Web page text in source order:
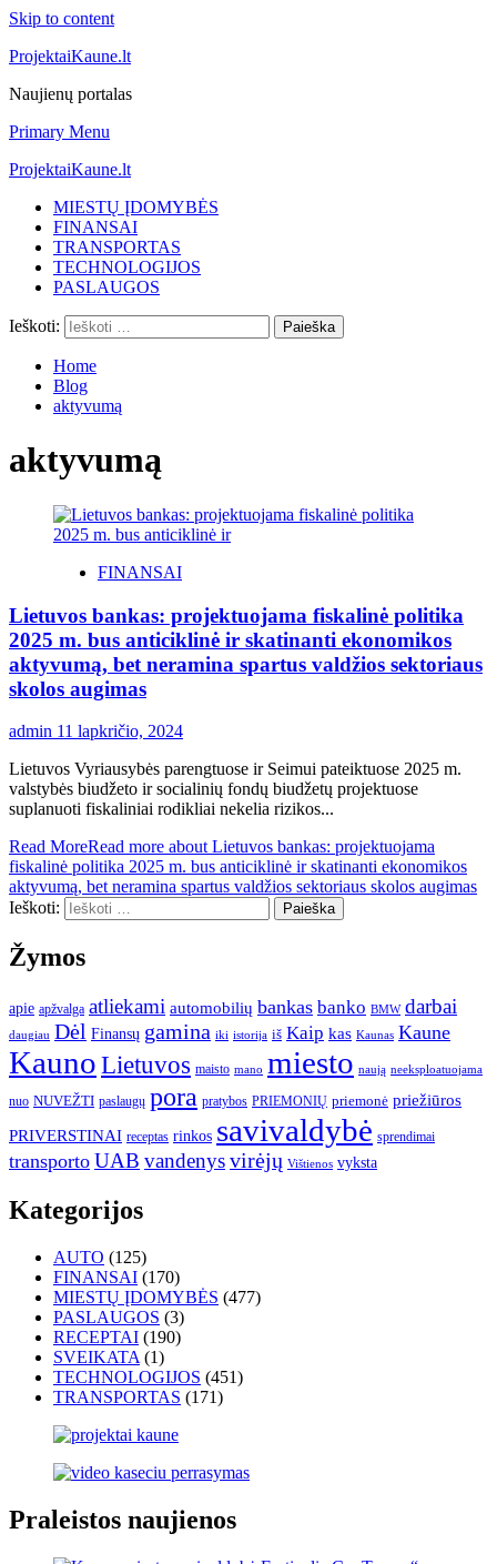
Skip to content
ProjektaiKaune.lt
Naujienų portalas
Primary Menu
ProjektaiKaune.lt
MIESTŲ ĮDOMYBĖS
FINANSAI
TRANSPORTAS
TECHNOLOGIJOS
PASLAUGOS
Ieškoti:
Home
Blog
aktyvumą
aktyvumą
FINANSAI
Lietuvos bankas: projektuojama fiskalinė politika
2025 m. bus anticiklinė ir skatinanti ekonomikos
aktyvumą, bet neramina spartus valdžios sektoriaus
skolos augimas
admin 11 lapkričio, 2024
Lietuvos Vyriausybės parengtuose ir Seimui pateiktuose 2025 m.
valstybės biudžeto ir socialinių fondų biudžetų projektuose
suplanuoti fiskaliniai rodikliai nekelia rizikos...
Read MoreRead more about Lietuvos bankas: projektuojama
fiskalinė politika 2025 m. bus anticiklinė ir skatinanti ekonomikos
aktyvumą, bet neramina spartus valdžios sektoriaus skolos augimas
Ieškoti:
Žymos
apie apžvalga atliekami automobilių bankas banko BMW darbai
daugiau Dėl Finansų gamina iki istorija iš Kaip kas Kaunas Kaune
KaunoLietuvos maisto mano miesto naują neeksploatuojama
nuo NUVEŽTI paslaugų pora pratybos PRIEMONIŲ priemonė priežiūros
PRIVERSTINAI receptas rinkos savivaldybė sprendimai
transporto UAB vandenysvirėjų Vištienos vyksta
Kategorijos
AUTO (125)
FINANSAI (170)
MIESTŲ ĮDOMYBĖS (477)
PASLAUGOS (3)
RECEPTAI (190)
SVEIKATA (1)
TECHNOLOGIJOS (451)
TRANSPORTAS (171)
Praleistos naujienos